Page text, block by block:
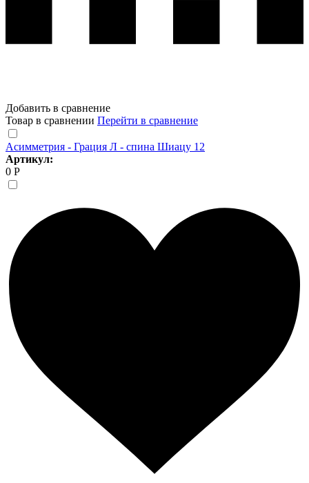
Добавить в сравнение
Товар в сравнении Перейти в сравнение
Асимметрия - Грация Л - спина Шиацу 12
Артикул:
0 Р